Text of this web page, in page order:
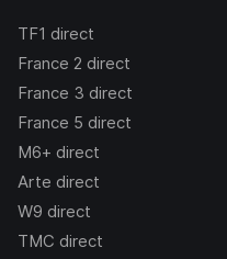
TF1 direct
France 2 direct
France 3 direct
France 5 direct
M6+ direct
Arte direct
W9 direct
TMC direct